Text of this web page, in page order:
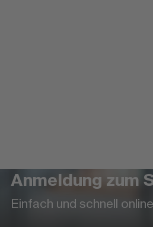
Anmeldung zum
Einfach und schnell
Mehr über die FOM